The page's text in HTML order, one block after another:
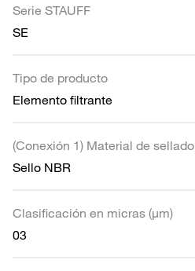
Serie STAUFF
SE
Tipo de producto
Elemento filtrante
(Conexión 1) Material de sellado
Sello NBR
Clasificación en micras (µm)
03